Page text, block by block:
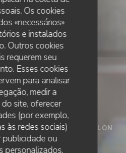
Os cookies
«necessários»
e instalados
Outros cookies
requerem seu
Esses cookies
para analisar
medir a
site, oferecer
(por exemplo,
às redes sociais)
publicidade ou
personalizados.
/ TERRASSE / SALON
• VOIRON